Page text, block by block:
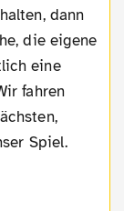
dann
die eigene
eine
fahren
Spiel.